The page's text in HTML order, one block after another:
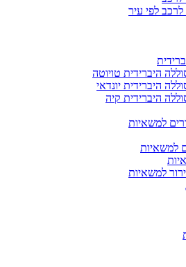
לפי עיר
היברידית טויוטה
היברידית יונדאי
היברידית קיה
למשאיות
למשאיות
למשאיות